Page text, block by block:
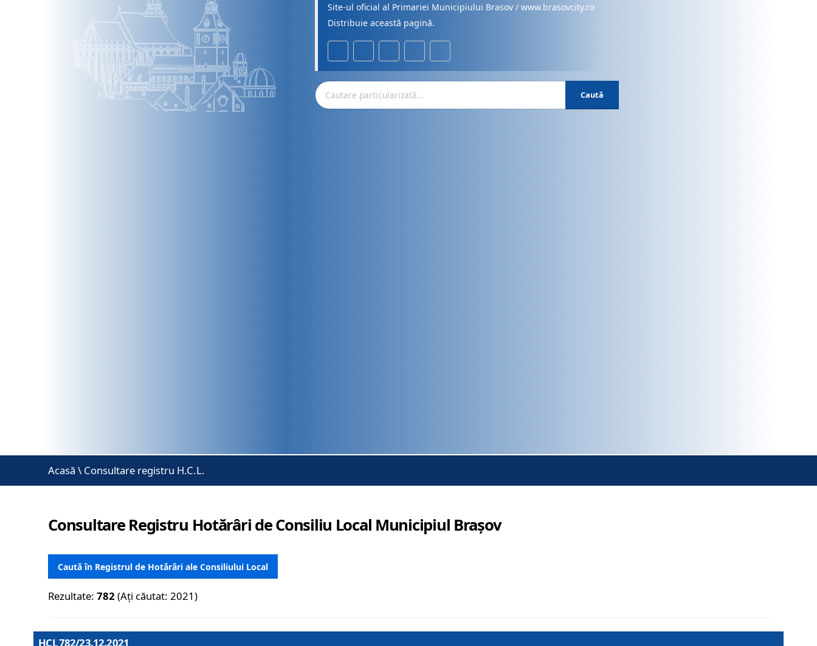
Site-ul oficial al Primariei Municipiului Brasov / www.brasovcity.ro
Distribuie această pagină.
Caută
Acasă \ Consultare registru H.C.L.
Consultare Registru Hotărâri de Consiliu Local Municipiul Brașov
Caută în Registrul de Hotărâri ale Consiliului Local
Rezultate:782 (Ați căutat: 2021)
HCL 782/23.12.2021